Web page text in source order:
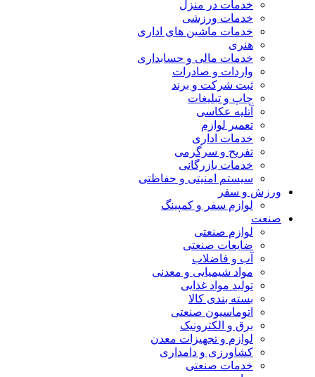
خدمات در منزل
خدمات ورزشی
خدمات ماشین های اداری
هنری
خدمات مالی و حسابداری
واردات و صادرات
ثبت شرکت و برند
چاپ و تبلیغات
آتلیه عکاسی
تعمیر لوازم
خدمات اداری
تفریح و سرگرمی
خدمات بازرگانی
سیستم امنیتی و حفاظتی
ورزش و سفر
لوازم سفر و کمپینگ
صنعت
لوازم صنعتی
ضایعات صنعتی
آب و فاضلاب
مواد شیمیایی و معدنی
تولید مواد غذایی
بسته بندی کالا
اتوماسیون صنعتی
برق و الکترونیک
لوازم و تجهیزات معدن
کشاورزی و دامداری
خدمات صنعتی